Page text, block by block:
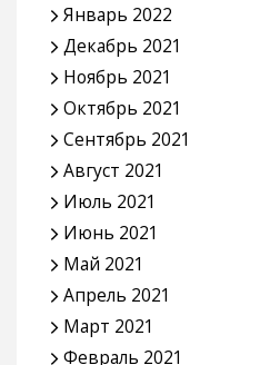
Январь 2022
Декабрь 2021
Ноябрь 2021
Октябрь 2021
Сентябрь 2021
Август 2021
Июль 2021
Июнь 2021
Май 2021
Апрель 2021
Март 2021
Февраль 2021